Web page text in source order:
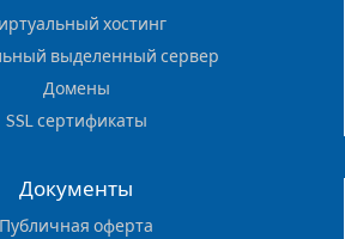
хостинг
выделенный сервер
Домены
SSL сертификаты
Документы
Публичная оферта